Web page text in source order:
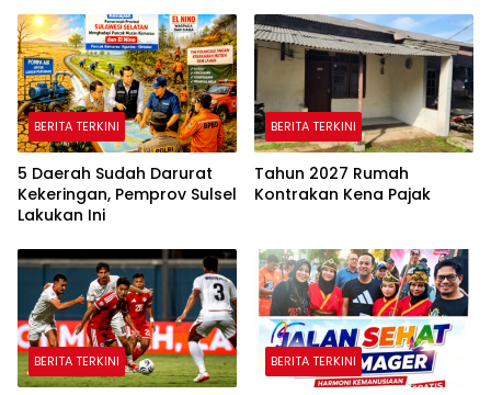
BERITA TERKINI
5 Daerah Sudah Darurat
Kekeringan, Pemprov Sulsel
Lakukan Ini
BERITA TERKINI
Tahun 2027 Rumah
Kontrakan Kena Pajak
BERITA TERKINI BERITA TERKINI